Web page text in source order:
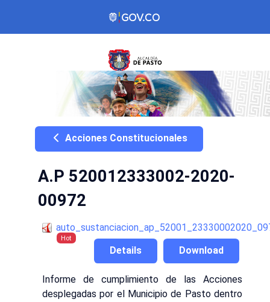
Acciones Constitucionales
A.P 520012333002-2020-
00972
Hot
Download
Details
Informe de cumplimiento de las Acciones
desplegadas por el Municipio de Pasto dentro